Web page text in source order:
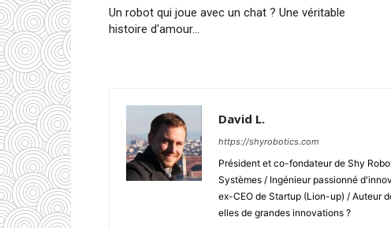
Un robot qui joue avec un chat ? Une véritable
histoire d'amour…
David L.
https://shyrobotics.com
Président et co-fondateur de Shy
Systèmes / Ingénieur passionné
ex-CEO de Startup (Lion-up) / Auteur
elles de grandes innovations ?